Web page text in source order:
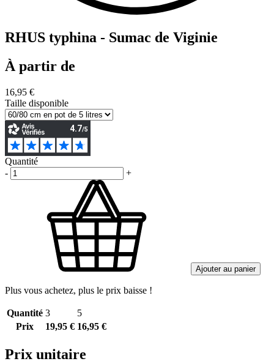
RHUS typhina - Sumac de Viginie
À partir de
16,95 €
Taille disponible
Quantité
-
+
Ajouter au panier
Plus vous achetez, plus le prix baisse !
Quantité 3
5
Prix
19,95 € 16,95 €
Prix unitaire